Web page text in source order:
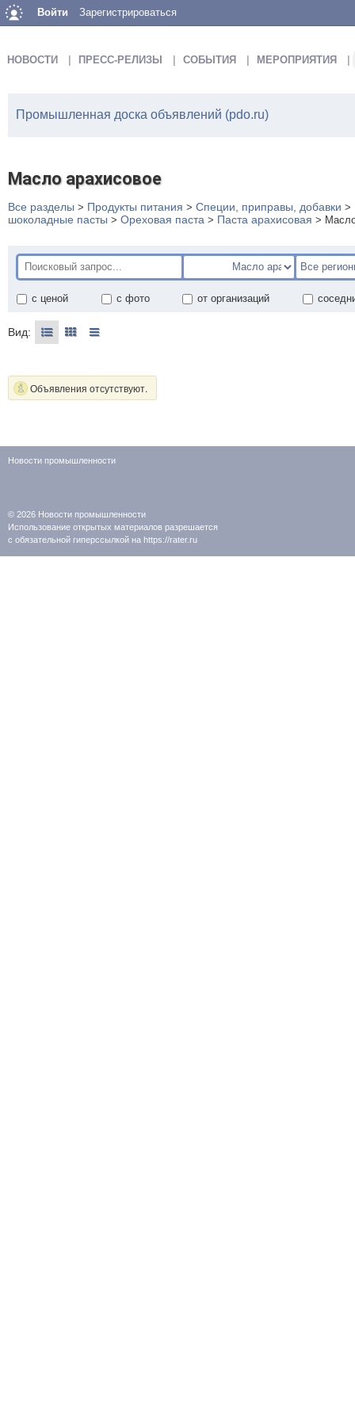
Войти Зарегистрироваться
НОВОСТИ ПРЕСС-РЕЛИЗЫ СОБЫТИЯ МЕРОПРИЯТИЯ
Промышленная доска объявлений (pdo.ru)
Масло арахисовое
Все разделы > Продукты питания > Специи, приправы, добавки >
шоколадные пасты > Ореховая паста > Паста арахисовая >
с ценой с фото от организаций
Вид:
Объявления отсутствуют.
Новости промышленности
© 2026 Новости промышленности
Использование открытых материалов разрешается
с обязательной гиперссылкой на https://rater.ru